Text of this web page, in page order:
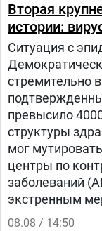
Вторая
истории:
Ситуация с
стремительно
превысило
структуры
мог
центры по
заболеваний
экстренным
08.08 / 14:50